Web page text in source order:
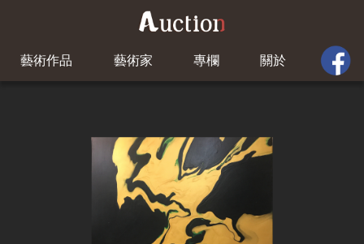
藝術作品 藝術家 專欄 關於